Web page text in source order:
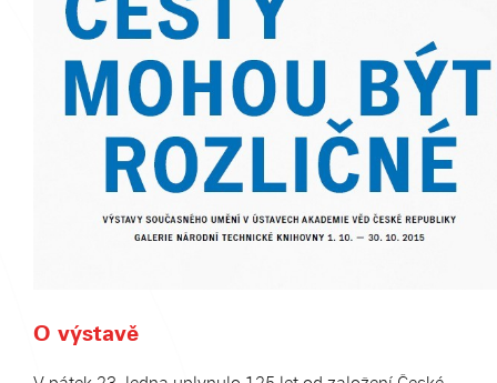
O výstavě